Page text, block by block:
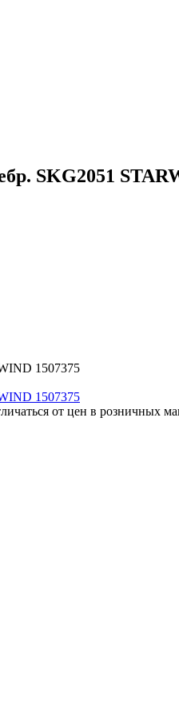
SKG2051
1507375
от цен в розничных